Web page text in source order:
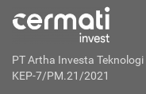
PT Artha Investa Teknologi
KEP-7/PM.21/2021